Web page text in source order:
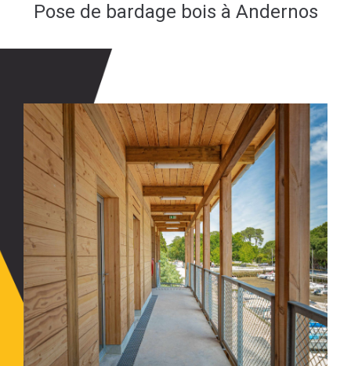
Pose de bardage bois à Andernos